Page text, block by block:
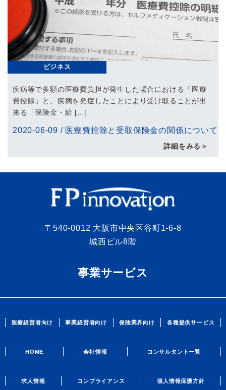
ビジネス
疾病等で多額の医療費負担が発生した場合における「医療
費控除」と、疾病を発症したことにより受け取ることが出
来る「保険金・給 […]
2020-06-09 / 医療費控除と受取保険金の関係について
詳細をみる＞
〒540-0012 大阪市中央区谷町1-6-8
城西ビル8階
事業サービス
医療経営者向け 事業経営者向け 保険業界向け 各種提供サービス
HOME 会社情報 コンサルタント一覧
求人情報 コンプライアンス 個人情報保護方針